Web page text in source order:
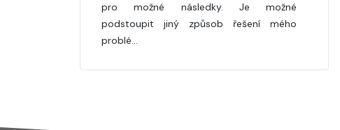
pro možné následky. Je možné
podstoupit jiný způsob řešení mého
problé…